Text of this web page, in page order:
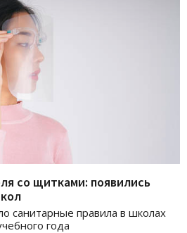
со щитками: появились
санитарные правила в школах
года